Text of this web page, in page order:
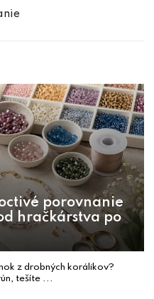
porovnanie
hračkárstva po
z drobných korálikov?
tešíte ...